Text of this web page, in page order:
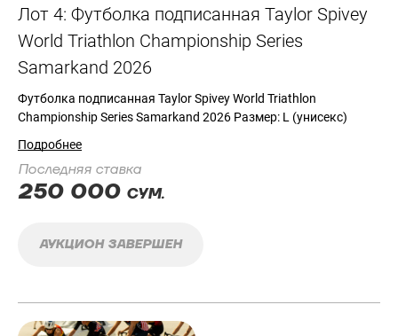
Лот 4: Футболка подписанная Taylor Spivey
World Triathlon Championship Series
Samarkand 2026
Футболка подписанная Taylor Spivey World Triathlon
Championship Series Samarkand 2026 Размер: L (унисекс)
Подробнее
Последняя ставка
250 000 СУМ.
АУКЦИОН ЗАВЕРШЕН